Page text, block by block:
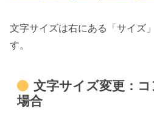
文字サイズは右にある「サイズ
す。
文字サイズ変更：
場合